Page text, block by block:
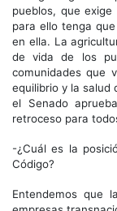
pueblos, que
para ello tenga
en ella. La
de vida de los
comunidades que
equilibrio y la salud
el Senado
retroceso para
-¿Cuál es la
Código?
Entendemos que